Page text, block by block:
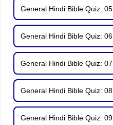
General Hindi Bible Quiz: 05
General Hindi Bible Quiz: 06
General Hindi Bible Quiz: 07
General Hindi Bible Quiz: 08
General Hindi Bible Quiz: 09